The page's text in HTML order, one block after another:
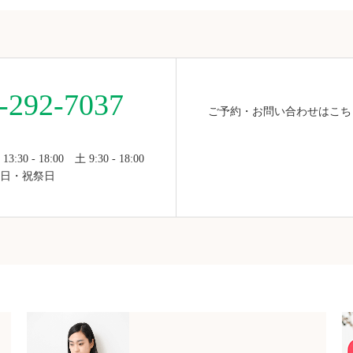
292-7037
- 18:00 土 9:30 - 18:00
・祝祭日
ご予約・お問い合わせはこ